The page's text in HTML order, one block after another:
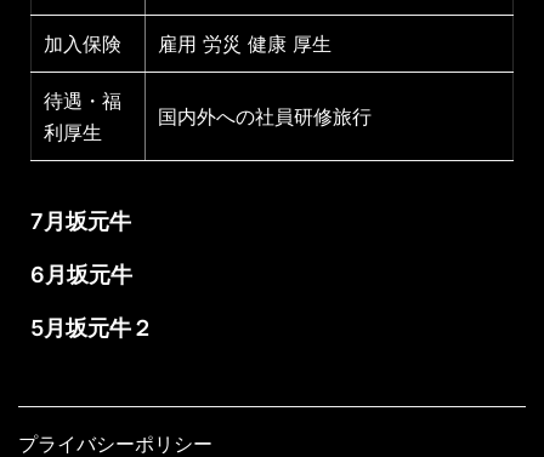
加入保険 雇用 労災 健康 厚生
待遇・福
利厚生
国内外への社員研修旅行
7月坂元牛
6月坂元牛
5月坂元牛２
プライバシーポリシー